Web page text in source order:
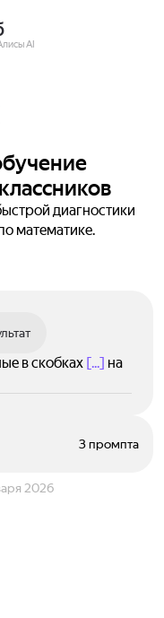
AI
диагностики
математике.
в скобках [...] на
3 промпта
2026